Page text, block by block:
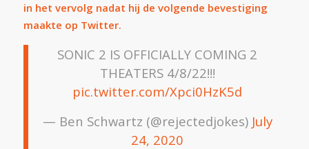
in het vervolg nadat hij de volgende bevestiging
maakte op Twitter.
SONIC 2 IS OFFICIALLY COMING 2
THEATERS 4/8/22!!!
pic.twitter.com/Xpci0HzK5d
— Ben Schwartz (@rejectedjokes) July
24, 2020